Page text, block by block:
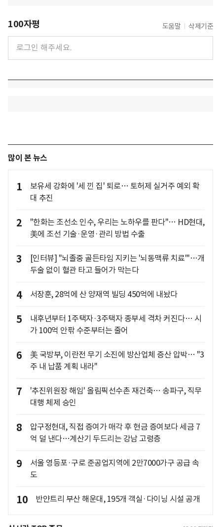
100자평 도움말 삭제기준
많이 본 뉴스
1
보유세 강화에 '세 낀 집' 퇴로… 토허제 실거주 예외 확
대 추진
2
"한화는 조선소 인수, 우리는 노하우를 판다"… HD현대,
美에 조선 기술·운영·관리 방법 수출
3
[인터뷰] "뇌졸중 골든타임 지키는 '뇌동맥류 치료'"…개
두술 없이 혈관 타고 들어가 막는다
4 서장훈, 28억에 산 양재역 빌딩 450억에 내놨다
5
내후년부터 1주택자·3주택자 종부세 격차 커진다… 시
가 100억 안팎 수준부터는 줄어
6
美 국방부, 이란전 무기 소진에 방산업체 증산 압박… "3
주 내 납품 계획 내라"
7
'추진위원장 해임' 올림픽선수촌 재건축… 송파구, 직무
대행 체제 승인
8
압구정현대, 직접 증여가 매각 후 현금 증여보다 세금 7
억 덜 낸다…계산기 두드리는 강남 고령층
9
서울 영등포·구로 준공업지역에 2만7000가구 공급 속
도
10 반얀트리 부산 해운대, 195개 객실·다이닝 시설 공개